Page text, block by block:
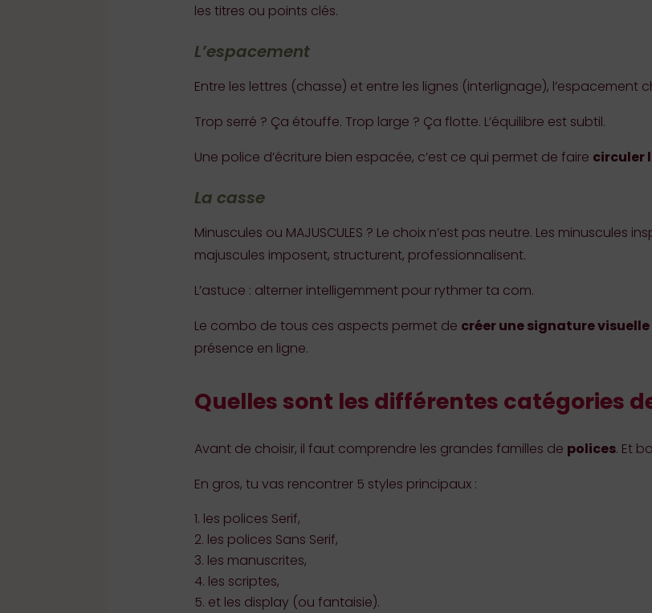
les titres ou points clés.
L’espacement
Entre les lettres (chasse) et entre les lignes (interlignage), l’espacement
Trop serré ? Ça étouffe. Trop large ? Ça flotte. L’équilibre est subtil.
Une police d’écriture bien espacée, c’est ce qui permet de faire circuler
La casse
Minuscules ou MAJUSCULES ? Le choix n’est pas neutre. Les minuscules
majuscules imposent, structurent, professionnalisent.
L’astuce : alterner intelligemment pour rythmer ta com.
Le combo de tous ces aspects permet de créer une signature
présence en ligne.
Quelles sont les différentes catégories
Avant de choisir, il faut comprendre les grandes familles de polices. Et
En gros, tu vas rencontrer 5 styles principaux :
les polices Serif,
les polices Sans Serif,
les manuscrites,
les scriptes,
et les display (ou fantaisie).